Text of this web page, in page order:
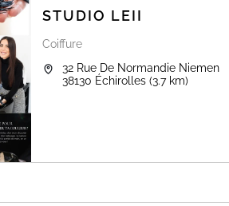
STUDIO LEII
Coiffure
32 Rue De Normandie Niemen
38130 Échirolles (3.7 km)